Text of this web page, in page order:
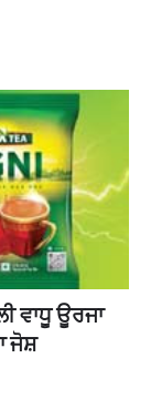
ਵਾਧੂ ਊਰਜਾ
ਜੋਸ਼